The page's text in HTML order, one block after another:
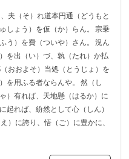
夫（そ）れ道本円通（どうもと
しょう）を仮（か）らん。 宗乗
う）を費（ついや）さん。 況ん
を出（い）づ、孰（たれ）か払
おおよそ）当処（とうじょ）を
を用ふる者ならんや。 然（し
）有れば、天地懸（はるか）に
起れば、紛然として心（しん）
）に誇り、悟（ご）に豊かに、